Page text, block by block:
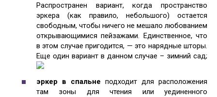
Распространен вариант, когда пространство
эркера (как правило, небольшого) остается
свободным, чтобы ничего не мешало любованием
открывающимися пейзажами. Единственное, что
в этом случае пригодится, — это нарядные шторы.
Еще один вариант в данном случае – зимний сад;
эркер в спальне подходит для расположения
там зоны для чтения или уединенного